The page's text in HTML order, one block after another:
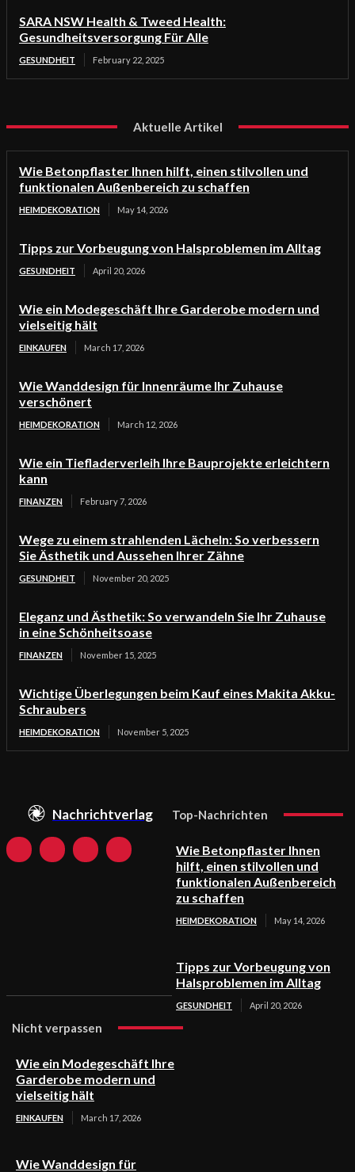
SARA NSW Health & Tweed Health:
Gesundheitsversorgung Für Alle
GESUNDHEIT February 22, 2025
Aktuelle Artikel
Wie Betonpflaster Ihnen hilft, einen stilvollen und
funktionalen Außenbereich zu schaffen
HEIMDEKORATION May 14, 2026
Tipps zur Vorbeugung von Halsproblemen im Alltag
GESUNDHEIT April 20, 2026
Wie ein Modegeschäft Ihre Garderobe modern und
vielseitig hält
EINKAUFEN March 17, 2026
Wie Wanddesign für Innenräume Ihr Zuhause
verschönert
HEIMDEKORATION March 12, 2026
Wie ein Tiefladerverleih Ihre Bauprojekte erleichtern
kann
FINANZEN February 7, 2026
Wege zu einem strahlenden Lächeln: So verbessern
Sie Ästhetik und Aussehen Ihrer Zähne
GESUNDHEIT November 20, 2025
Eleganz und Ästhetik: So verwandeln Sie Ihr Zuhause
in eine Schönheitsoase
FINANZEN November 15, 2025
Wichtige Überlegungen beim Kauf eines Makita Akku-
Schraubers
HEIMDEKORATION November 5, 2025
Nachrichtverlag Top-Nachrichten
Wie Betonpflaster Ihnen
hilft, einen stilvollen und
funktionalen Außenbereich
zu schaffen
HEIMDEKORATION May 14, 2026
Tipps zur Vorbeugung von
Halsproblemen im Alltag
GESUNDHEIT April 20, 2026
Nicht verpassen
Wie ein Modegeschäft Ihre
Garderobe modern und
vielseitig hält
EINKAUFEN March 17, 2026
Wie Wanddesign für